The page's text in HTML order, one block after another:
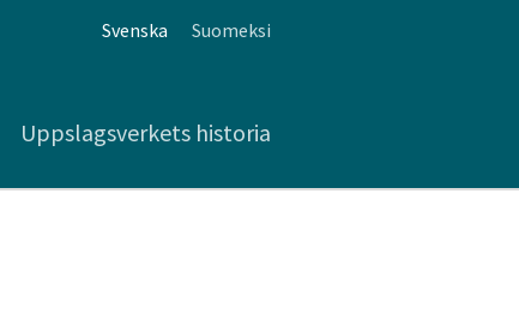
Svenska Suomeksi
Uppslagsverkets historia